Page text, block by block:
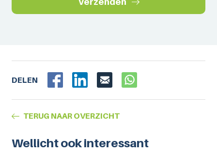
DELEN
TERUG NAAR OVERZICHT
Wellicht ook interessant